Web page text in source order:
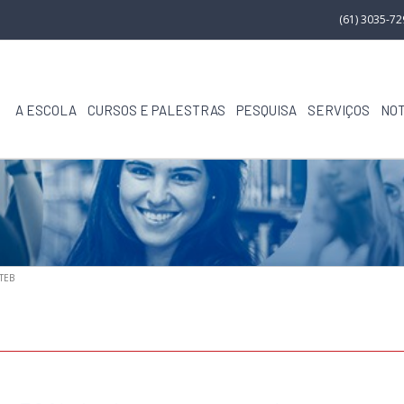
(61) 3035-
A ESCOLA CURSOS E PALESTRAS PESQUISA SERVIÇOS